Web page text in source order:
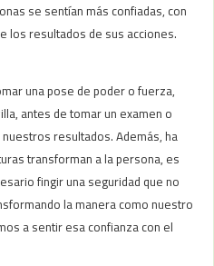
se sentían más confiadas, con
los resultados de sus acciones.
una pose de poder o fuerza,
antes de tomar un examen o
resultados. Además, ha
transforman a la persona, es
fingir una seguridad que no
la manera como nuestro
a sentir esa confianza con el